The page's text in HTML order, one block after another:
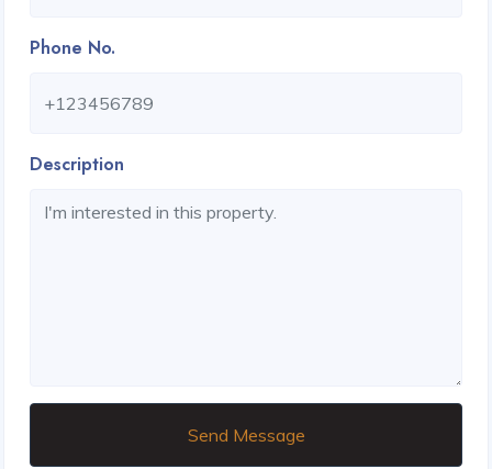
Phone No.
Description
Send Message